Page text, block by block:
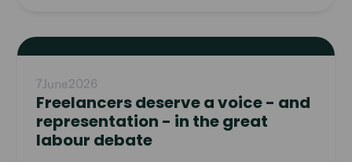
voorbij aan de sterk veranderende behoeften en
wensen van het jongere deel van de
beroepsbevoling van vandaag en hun recht om
zelf te beslissen over nieuwe werkvormen en
arbeidsverhoudingen.
7June2026
Freelancers deserve a voice - and
representation - in the great
labour debate
Read